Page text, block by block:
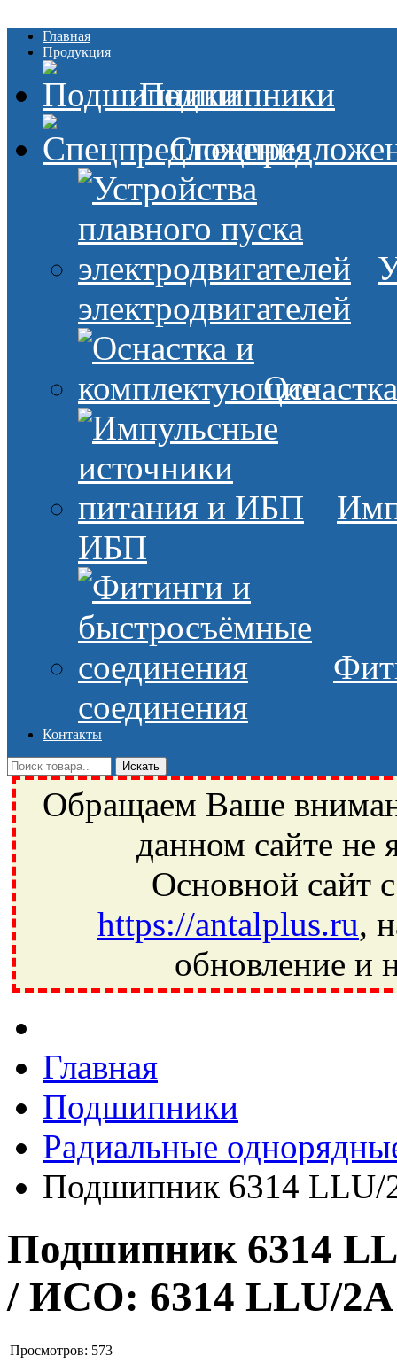
Главная
Продукция
Подшипники
электродвигателей
ИБП
соединения
Контакты
Обращаем Ваше
данном сайте не
Основной сайт
https://antalplus.ru,
обновление и
Ивантеевка, подшипники, пневматика, метизы, техника,
Главная
Подшипники
Радиальные
Подшипник 6314 LLU/
Подшипник 6314
/ ИСО: 6314 LLU/
Просмотров: 573